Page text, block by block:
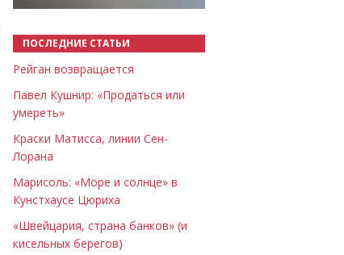
ПОСЛЕДНИЕ СТАТЬИ
Рейган возвращается
Павел Кушнир: «Продаться или
умереть»
Краски Матисса, линии Сен-
Лорана
Марисоль: «Море и солнце» в
Кунстхаусе Цюриха
«Швейцария, страна банков» (и
кисельных берегов)